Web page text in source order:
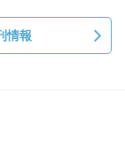
情報